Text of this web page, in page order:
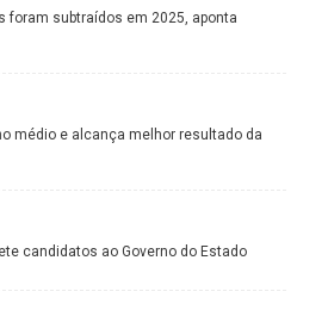
foram subtraídos em 2025, aponta
médio e alcança melhor resultado da
candidatos ao Governo do Estado